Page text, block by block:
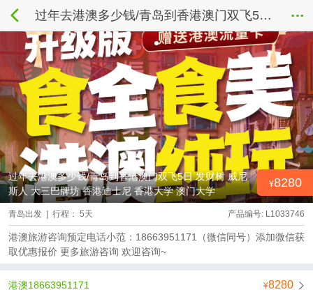
过年去港澳多少钱/青岛到香港澳门双飞5日 发财树 威尼斯人 大三巴牌坊 香港迪士尼 香港大学 澳门大学
过年去港澳多少钱/青岛到香港澳门双飞5日 发财树 威尼
斯人 大三巴牌坊 香港迪士尼 香港大学 澳门大学
8280
产品编号: L1033746
青岛出发 | 行程： 5天
港澳旅游咨询预定电话小范：18663951171（微信同号）添加微信获
取优惠报价 更多旅游咨询 欢迎咨询~
8280
港澳18663951171